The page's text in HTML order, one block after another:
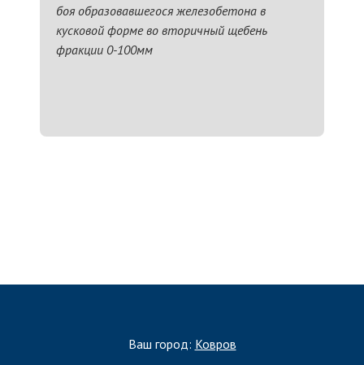
боя образовавшегося железобетона в
кусковой форме во вторичный щебень
фракции 0-100мм
Ваш город: Ковров